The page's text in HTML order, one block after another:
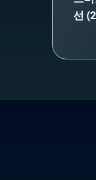
선